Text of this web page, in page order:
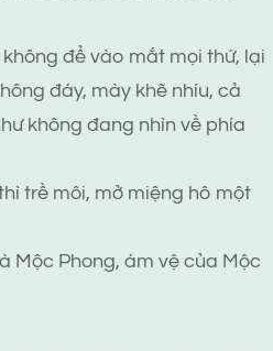
để vào mắt mọi thứ, lại
đáy, mày khẽ nhíu, cả
không đang nhìn về phía
trề môi, mở miệng hô một
Mộc Phong, ám vệ của Mộc